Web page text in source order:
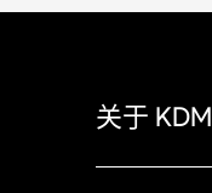
关于 KDM